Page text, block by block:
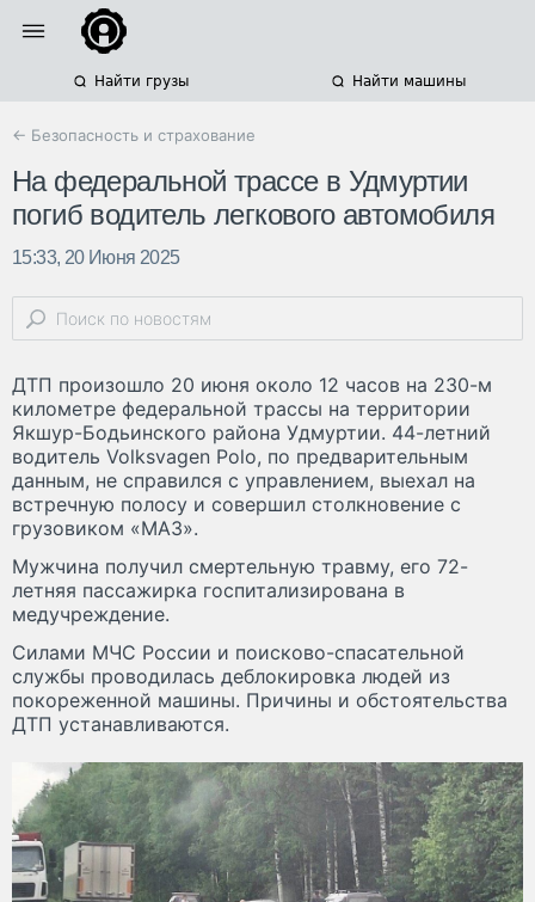
Найти грузы Найти машины
← Безопасность и страхование
На федеральной трассе в Удмуртии
погиб водитель легкового автомобиля
15:33, 20 Июня 2025
ДТП произошло 20 июня около 12 часов на 230-м
километре федеральной трассы на территории
Якшур-Бодьинского района Удмуртии. 44-летний
водитель Volksvagen Polo, по предварительным
данным, не справился с управлением, выехал на
встречную полосу и совершил столкновение с
грузовиком «МАЗ».
Мужчина получил смертельную травму, его 72-
летняя пассажирка госпитализирована в
медучреждение.
Силами МЧС России и поисково-спасательной
службы проводилась деблокировка людей из
покореженной машины. Причины и обстоятельства
ДТП устанавливаются.